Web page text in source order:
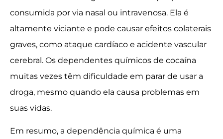
consumida por via nasal ou intravenosa. Ela é
altamente viciante e pode causar efeitos colaterais
graves, como ataque cardíaco e acidente vascular
cerebral. Os dependentes químicos de cocaína
muitas vezes têm dificuldade em parar de usar a
droga, mesmo quando ela causa problemas em
suas vidas.
Em resumo, a dependência química é uma